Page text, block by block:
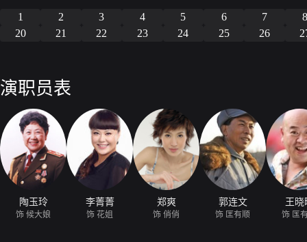
1 2 3 4 5 6 7
20
21 22 23 24 25 26
演职员表
陶玉玲
饰 候大娘
李菁菁
饰 花姐
郑爽
饰 俏俏
郭连文
饰 匡有顺
王晓
饰 匤